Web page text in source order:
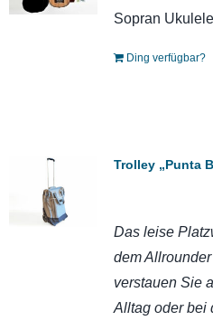
Sopran
Ding verfügbar?
Trolley „Punta
Das leise
dem
verstauen Sie
Alltag oder bei